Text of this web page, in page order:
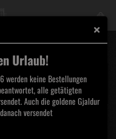
Urlaub!
werden keine Bestellungen
alle getätigten
Auch die goldene Gjaldur
versendet